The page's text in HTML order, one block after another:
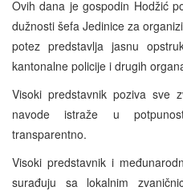
Ovih dana je gospodin Hodžić
dužnosti šefa Jedinice za
potez predstavlja jasnu
kantonalne policije i drugih
Visoki predstavnik poziva sve
navode istraže u
transparentno.
Visoki predstavnik i
surađuju sa lokalnim